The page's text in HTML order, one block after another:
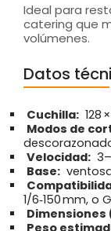
Ideal para
catering que
volúmenes.
Datos
Cuchilla: 128
Modos de
Velocidad:
Base:
1/6‑150 mm, o
Dimensiones
Peso